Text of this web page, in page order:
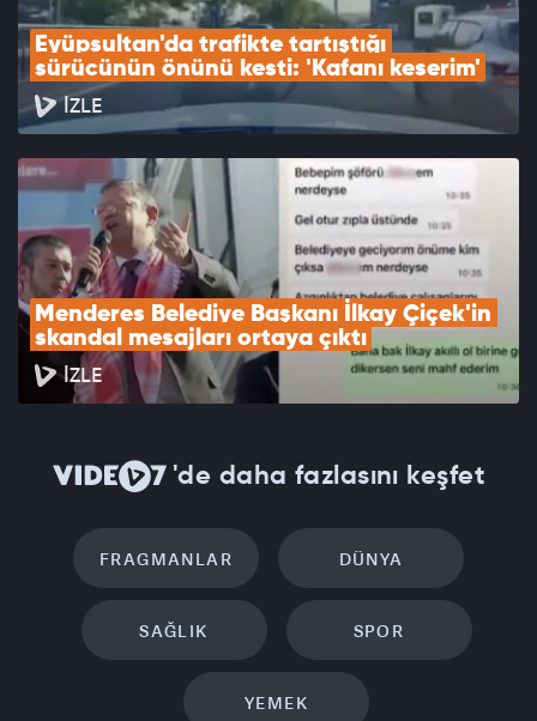
Eyüpsultan'da trafikte tartıştığı
sürücünün önünü kesti: 'Kafanı keserim'
İZLE
Menderes Belediye Başkanı İlkay Çiçek'in
skandal mesajları ortaya çıktı
İZLE
'de daha fazlasını keşfet
FRAGMANLAR DÜNYA
SAĞLIK SPOR
YEMEK